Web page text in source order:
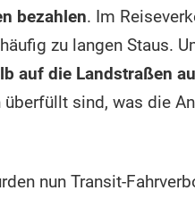
bezahlen. Im
zu langen Staus.
auf die Landstraßen
sind, was die
nun Transit-